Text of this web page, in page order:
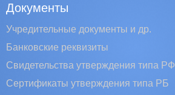
Документы
Учредительные документы и др.
Банковские реквизиты
Свидетельства утверждения типа РФ
Сертификаты утверждения типа РБ